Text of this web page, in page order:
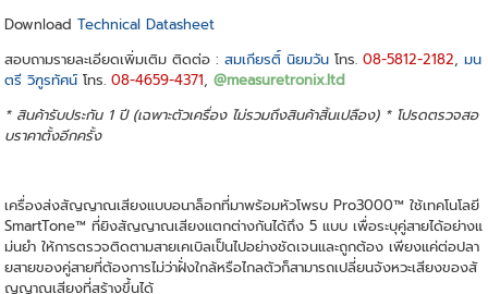
DownloadTechnical Datasheet
สอบถามรายละเอียดเพิ่มเติม ติดต่อ :สมเกียรติ์ นิยมวัน โทร.08-5812-2182,มน
ตรี วิฑูรทัศน์ โทร.08-4659-4371, @measuretronix.ltd
* สินค้ารับประกัน 1 ปี (เฉพาะตัวเครื่อง ไม่รวมถึงสินค้าสิ้นเปลือง) * โปรดตรวจสอ
บราคาตั้งอีกครั้ง
เครื่องส่งสัญญาณเสียงแบบอนาล็อกที่มาพร้อมหัวโพรบ Pro3000™ ใช้เทคโนโลยี
SmartTone™ ที่ยิงสัญญาณเสียงแตกต่างกันได้ถึง 5 แบบ เพื่อระบุคู่สายได้อย่างแ
ม่นยำ ให้การตรวจติดตามสายเคเบิลเป็นไปอย่างชัดเจนและถูกต้อง เพียงแค่ต่อปลา
ยสายของคู่สายที่ต้องการไม่ว่าฝั่งใกล้หรือไกลตัวก็สามารถเปลี่ยนจังหวะเสียงของสั
ญญาณเสียงที่สร้างขึ้นได้